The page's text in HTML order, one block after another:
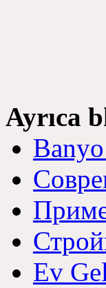
Ayrıca
Banyo
Ev